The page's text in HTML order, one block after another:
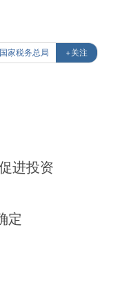
家税务总局 +关注
进投资
定